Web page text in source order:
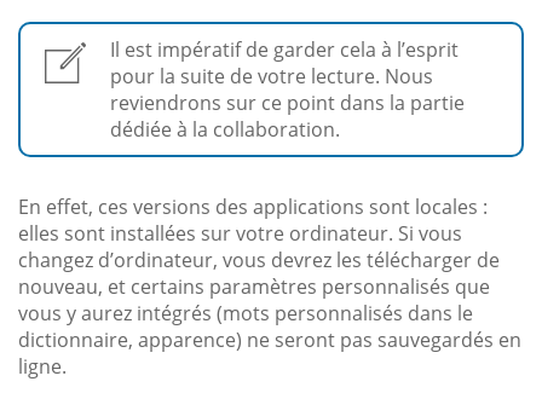
Il est impératif de garder cela à l’esprit
pour la suite de votre lecture. Nous
reviendrons sur ce point dans la partie
dédiée à la collaboration.
En effet, ces versions des applications sont locales :
elles sont installées sur votre ordinateur. Si vous
changez d’ordinateur, vous devrez les télécharger de
nouveau, et certains paramètres personnalisés que
vous y aurez intégrés (mots personnalisés dans le
dictionnaire, apparence) ne seront pas sauvegardés en
ligne.